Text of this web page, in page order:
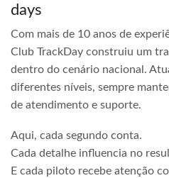
days
Com mais de 10 anos de
Club TrackDay construiu um
dentro do cenário nacional.
diferentes níveis, sempre
de atendimento e suporte.
Aqui, cada segundo conta.
Cada detalhe influencia no
E cada piloto recebe atenção